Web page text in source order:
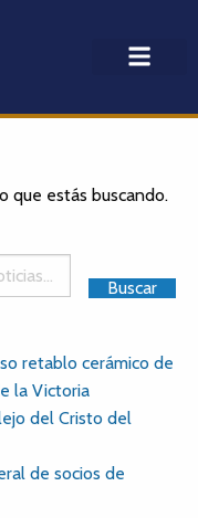
que estás buscando.
retablo cerámico de
la Victoria
del Cristo del
de socios de